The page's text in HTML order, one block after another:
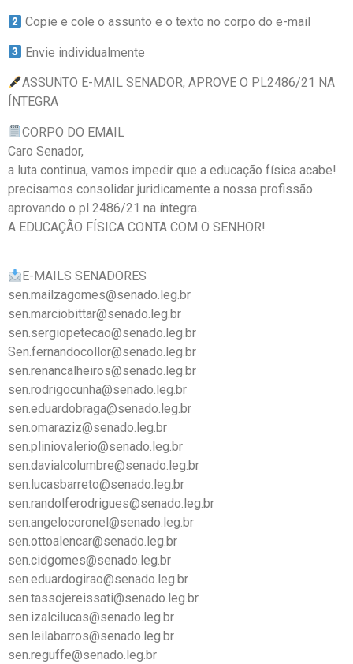
Copie e cole o assunto e o texto no corpo do e-mail
Envie individualmente
ASSUNTO E-MAIL SENADOR, APROVE O PL2486/21 NA
ÍNTEGRA
CORPO DO EMAIL
Caro Senador,
a luta continua, vamos impedir que a educação física acabe!
precisamos consolidar juridicamente a nossa profissão
aprovando o pl 2486/21 na íntegra.
A EDUCAÇÃO FÍSICA CONTA COM O SENHOR!
E-MAILS SENADORES
sen.mailzagomes@senado.leg.br
sen.marciobittar@senado.leg.br
sen.sergiopetecao@senado.leg.br
Sen.fernandocollor@senado.leg.br
sen.renancalheiros@senado.leg.br
sen.rodrigocunha@senado.leg.br
sen.eduardobraga@senado.leg.br
sen.omaraziz@senado.leg.br
sen.pliniovalerio@senado.leg.br
sen.davialcolumbre@senado.leg.br
sen.lucasbarreto@senado.leg.br
sen.randolferodrigues@senado.leg.br
sen.angelocoronel@senado.leg.br
sen.ottoalencar@senado.leg.br
sen.cidgomes@senado.leg.br
sen.eduardogirao@senado.leg.br
sen.tassojereissati@senado.leg.br
sen.izalcilucas@senado.leg.br
sen.leilabarros@senado.leg.br
sen.reguffe@senado.leg.br